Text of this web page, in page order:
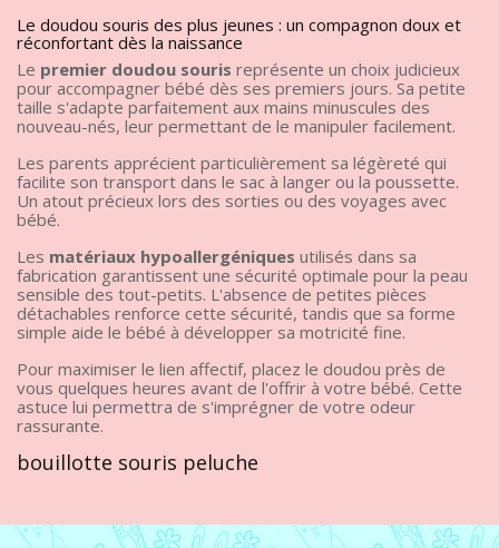
Le doudou souris des plus jeunes : un compagnon doux et
réconfortant dès la naissance
Le premier doudou souris représente un choix judicieux
pour accompagner bébé dès ses premiers jours. Sa petite
taille s'adapte parfaitement aux mains minuscules des
nouveau-nés, leur permettant de le manipuler facilement.
Les parents apprécient particulièrement sa légèreté qui
facilite son transport dans le sac à langer ou la poussette.
Un atout précieux lors des sorties ou des voyages avec
bébé.
Les matériaux hypoallergéniques utilisés dans sa
fabrication garantissent une sécurité optimale pour la peau
sensible des tout-petits. L'absence de petites pièces
détachables renforce cette sécurité, tandis que sa forme
simple aide le bébé à développer sa motricité fine.
Pour maximiser le lien affectif, placez le doudou près de
vous quelques heures avant de l'offrir à votre bébé. Cette
astuce lui permettra de s'imprégner de votre odeur
rassurante.
bouillotte souris peluche